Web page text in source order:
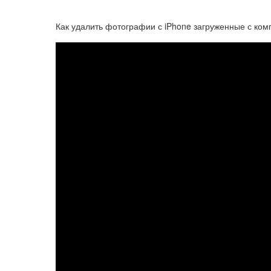
Как удалить фотографии с iPhone загруженные с